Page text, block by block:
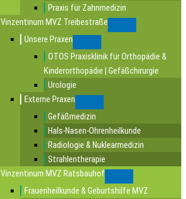
Praxis für Zahnmedizin
Vinzentinum MVZ Treibestraße
Unsere Praxen
OTOS Praxisklinik für Orthopädie &
Kinderorthopädie | Gefäßchirurgie
Urologie
Externe Praxen
Gefäßmedizin
Hals-Nasen-Ohrenheilkunde
Radiologie & Nuklearmedizin
Strahlentherapie
Vinzentinum MVZ Ratsbauhof
Frauenheilkunde & Geburtshilfe MVZ